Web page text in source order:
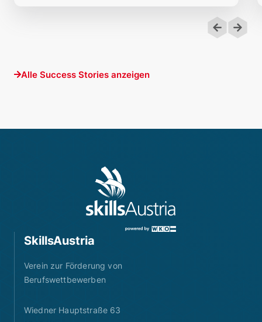
Alle Success Stories anzeigen
SkillsAustria
Verein zur Förderung von
Berufswettbewerben
Wiedner Hauptstraße 63